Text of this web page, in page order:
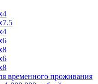
временного проживания